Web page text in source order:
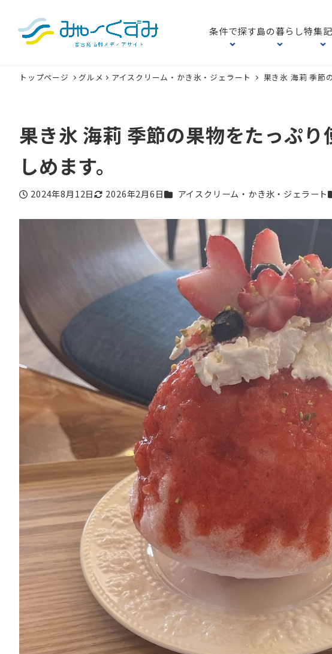
条件で探す島の暮らし特集
トップページ グルメ アイスクリーム・かき氷・ジェラート 果き氷 海莉 季節
果き氷 海莉 季節の果物をたっぷ
しめます。
投稿日
2024年8月12日
更新日
2026年2月6日カテゴリー
アイスクリーム・かき氷・ジェラート